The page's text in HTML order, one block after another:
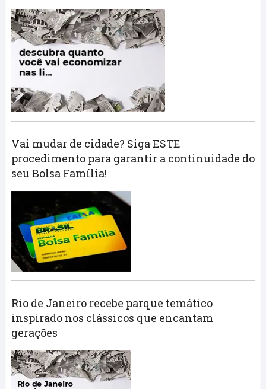
Vai mudar de cidade? Siga ESTE
procedimento para garantir a continuidade do
seu Bolsa Família!
Rio de Janeiro recebe parque temático
inspirado nos clássicos que encantam
gerações